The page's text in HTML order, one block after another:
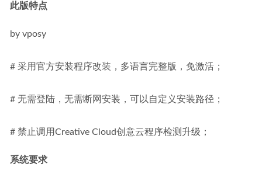
此版特点
by vposy
# 采用官方安装程序改装，多语言完整版，免激活；
# 无需登陆，无需断网安装，可以自定义安装路径；
# 禁止调用Creative Cloud创意云程序检测升级；
系统要求